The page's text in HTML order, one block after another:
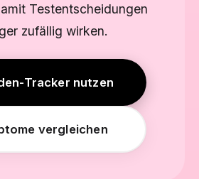
Testentscheidungen
zufällig wirken.
Tracker nutzen
vergleichen